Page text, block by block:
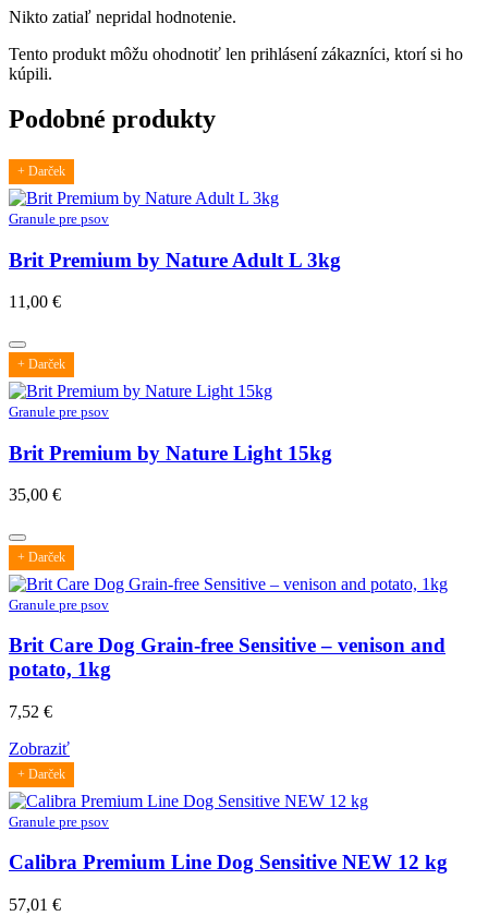
Nikto zatiaľ nepridal hodnotenie.
Tento produkt môžu ohodnotiť len prihlásení zákazníci, ktorí si ho
kúpili.
Podobné produkty
+ Darček
Granule pre psov
Brit Premium by Nature Adult L 3kg
11,00 €
+ Darček
Granule pre psov
Brit Premium by Nature Light 15kg
35,00 €
+ Darček
Granule pre psov
Brit Care Dog Grain-free Sensitive – venison and
potato, 1kg
7,52 €
Zobraziť
+ Darček
Granule pre psov
Calibra Premium Line Dog Sensitive NEW 12 kg
57,01 €